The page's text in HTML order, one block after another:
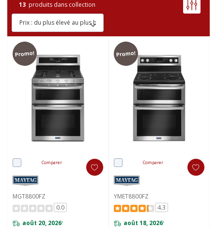
13 produits dans collection
Promo!
Comparer
MGT8800FZ
0.0
août 20, 2026*
Promo!
Comparer
YMET8800FZ
4.3
août 18, 2026*